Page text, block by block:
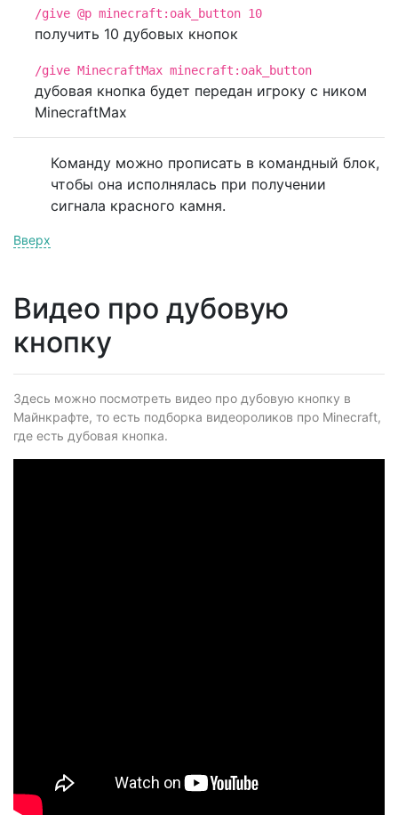
/give @p minecraft:oak_button 10
получить 10 дубовых кнопок
/give MinecraftMax minecraft:oak_button
дубовая кнопка будет передан игроку с ником
MinecraftMax
Команду можно прописать в командный блок,
чтобы она исполнялась при получении
сигнала красного камня.
Вверх
Видео про дубовую
кнопку
Здесь можно посмотреть видео про дубовую кнопку в
Майнкрафте, то есть подборка видеороликов про Minecraft,
где есть дубовая кнопка.